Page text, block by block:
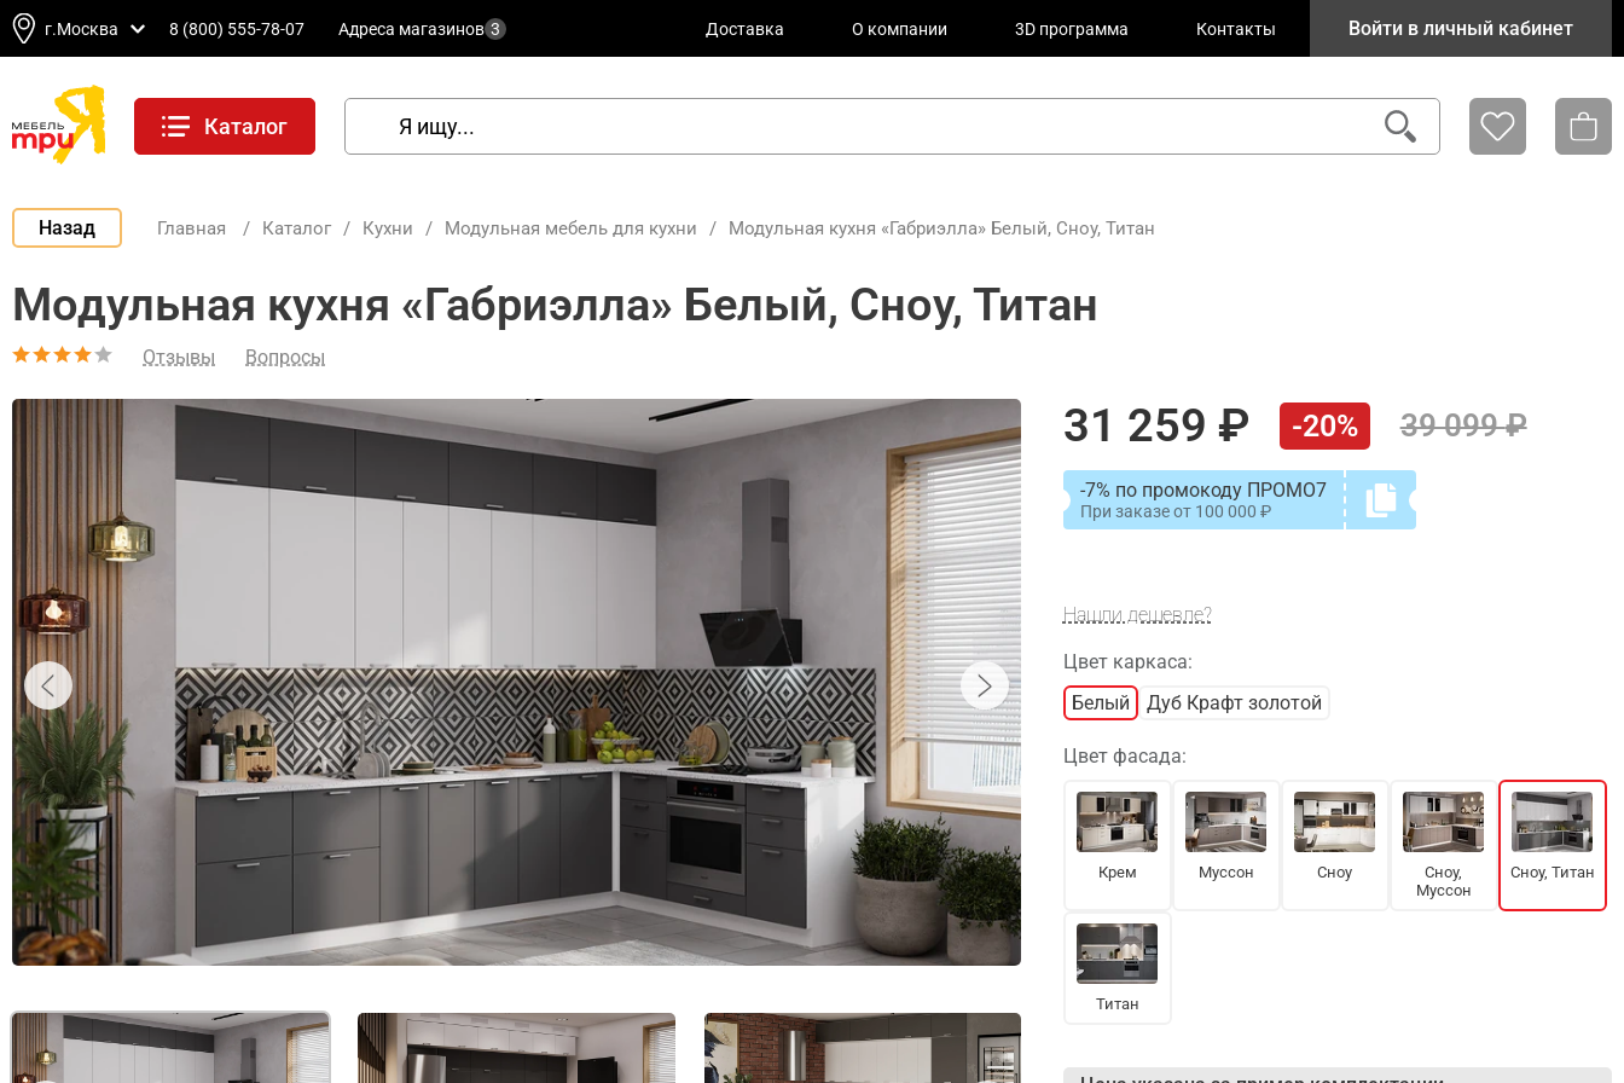
г.Москва 8 (800) 555-78-07 Адреса магазинов 3 Доставка О компании 3D программа Контакты Войти в личный кабинет
Каталог
Назад Главная / Каталог / Кухни / Модульная мебель для кухни / Модульная кухня «Габриэлла» Белый, Сноу, Титан
Модульная кухня «Габриэлла» Белый, Сноу, Титан
Отзывы Вопросы
31 259 -20% 39 099
-7% по промокоду ПРОМО7
При заказе от 100 000
Нашли дешевле?
Цвет каркаса:
Белый
Дуб Крафт золотой
Цвет фасада:
Крем Муссон Сноу
Сноу,
Муссон
Сноу, Титан
Титан